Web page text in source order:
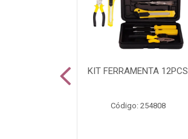
KIT FERRAMENTA 12PCS
Código: 254808